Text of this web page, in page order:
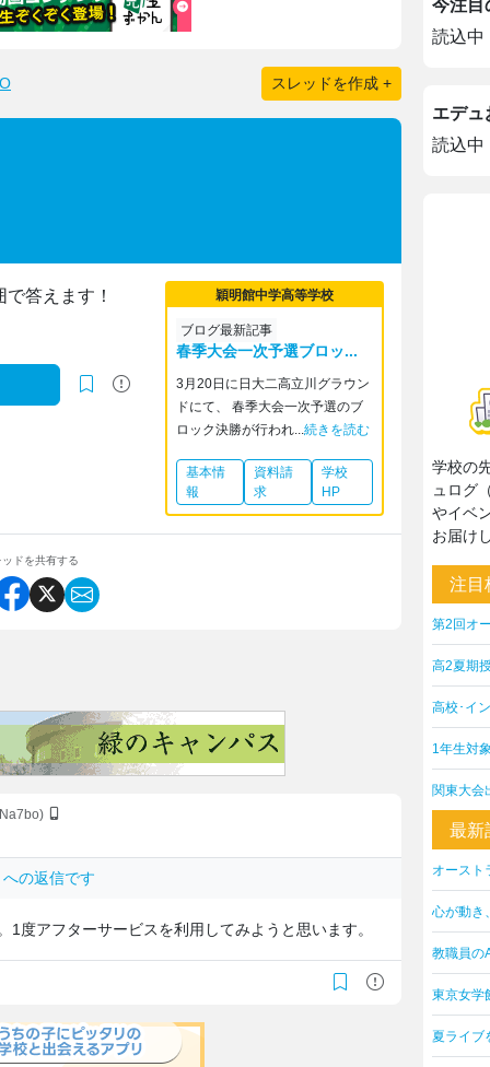
スレッドを作成 +
穎明館中学高等学校
ブログ最新記事
春季大会一次予選ブロッ...
3月20日に日大二高立川グラウン
ドにて、 春季大会一次予選のブ
ロック決勝が行われ...続きを読む
基本情
報
資料請
求
学校
HP
答えます！
ッドを共有する
の返信です
度アフターサービスを利用してみようと思います。
今注目
読込中
エデュ
読込中
学校の
ュログ
やイベ
お届け
注目
第2回オー
高2夏期
高校･イ
1年生対
関東大会
最新
オースト
心が動き
教職員の
東京女学
夏ライブ